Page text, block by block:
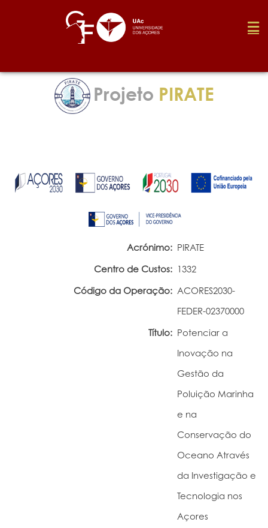
Fundação
Portal do Investigador
Projeto PIRATE
Acrónimo: PIRATE
Centro de Custos: 1332
Código da Operação: ACORES2030-
FEDER-02370000
Título: Potenciar a
Inovação na
Gestão da
Poluição Marinha
e na
Conservação do
Oceano Através
da Investigação e
Tecnologia nos
Açores